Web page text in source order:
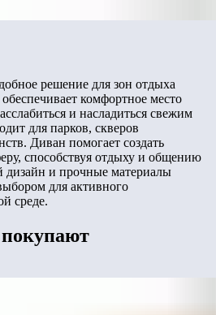
решение для зон отдыха
комфортное место
и насладиться свежим
для парков, скверов
Диван помогает создать
способствуя отдыху и общению
дизайн и прочные материалы
для активного
среде.